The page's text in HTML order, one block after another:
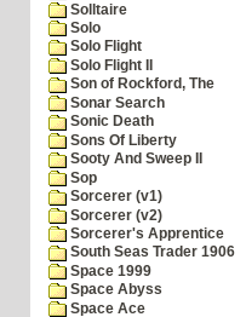
Solltaire
Solo
Solo Flight
Solo Flight II
Son of Rockford, The
Sonar Search
Sonic Death
Sons Of Liberty
Sooty And Sweep II
Sop
Sorcerer (v1)
Sorcerer (v2)
Sorcerer's Apprentice
South Seas Trader 1906
Space 1999
Space Abyss
Space Ace